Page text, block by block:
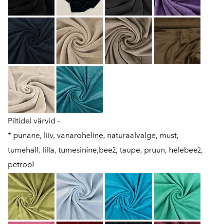
Piltidel värvid -
* punane, liiv, vanaroheline, naturaalvalge, must,
tumehall, lilla, tumesinine,beež, taupe, pruun, helebeež,
petrool